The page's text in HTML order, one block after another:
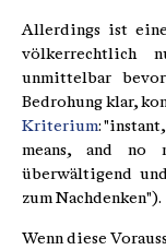
Allerdings ist
völkerrechtlich
unmittelbar
Bedrohung klar,
Kriterium:
means, and no
überwältigend
zum Nachdenken").
Wenn diese